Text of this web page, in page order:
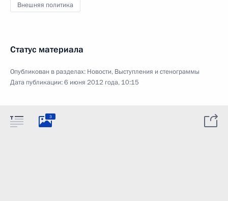
Внешняя политика
Статус материала
Опубликован в разделах: Новости, Выступления и стенограммы
Дата публикации:6 июня 2012 года, 10:15
3